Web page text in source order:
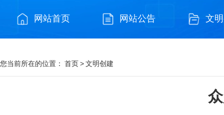
网站首页 网站公告 文
您当前所在的位置： 首页>文明创建